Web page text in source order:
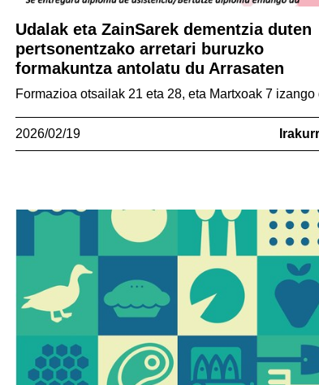
Udalak eta ZainSarek dementzia duten
pertsonentzako arretari buruzko
formakuntza antolatu du Arrasaten
Formazioa otsailak 21 eta 28, eta Martxoak 7 izango
2026/02/19